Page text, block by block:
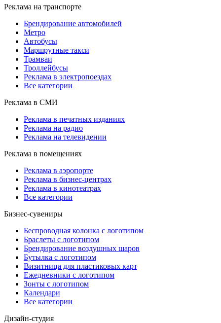
Реклама на транспорте
Брендирование автомобилей
Метро
Автобусы
Маршрутные такси
Трамваи
Троллейбусы
Реклама в электропоездах
Все категории
Реклама в СМИ
Реклама в печатных изданиях
Реклама на радио
Реклама на телевидении
Реклама в помещениях
Реклама в аэропорте
Реклама в бизнес-центрах
Реклама в кинотеатрах
Все категории
Бизнес-сувениры
Беспроводная колонка с логотипом
Браслеты с логотипом
Брендирование воздушных шаров
Бутылка с логотипом
Визитница для пластиковых карт
Ежедневники с логотипом
Зонты с логотипом
Календари
Все категории
Дизайн-студия